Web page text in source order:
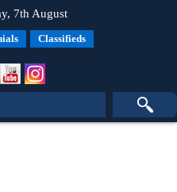
7th August
Classifieds